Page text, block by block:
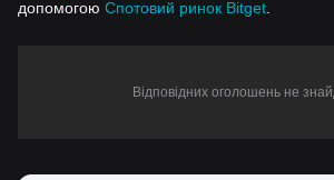
допомогою Спотовий ринок Bitget
Відповідних оголошень не